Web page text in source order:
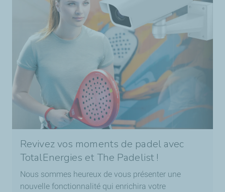
Revivez vos moments de padel avec
TotalEnergies et The Padelist !
Nous sommes heureux de vous présenter une
nouvelle fonctionnalité qui enrichira votre